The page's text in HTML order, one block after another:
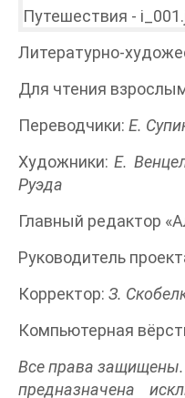
Литературно-
Для чтения
Переводчики: Е.
Художники: Е.
Руэда
Главный редактор
Руководитель
Корректор: З.
Компьютерная
Все права защищены.
предназначена